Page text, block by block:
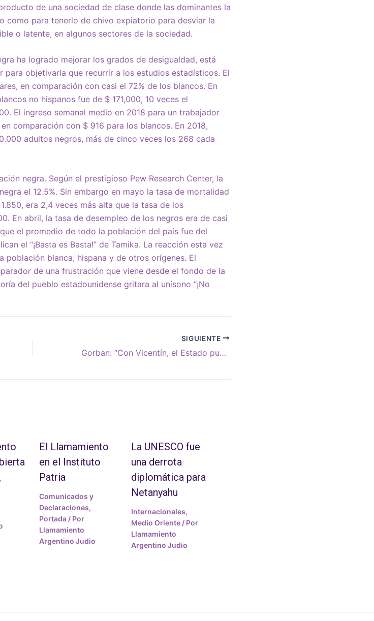
de una sociedad de clase donde las dominantes la
como para tenerlo de chivo expiatorio para desviar la
o latente, en algunos sectores de la sociedad.
ha logrado mejorar los grados de desigualdad, está
para objetivarla que recurrir a los estudios estadísticos. El
en comparación con casi el 72% de los blancos. En
no hispanos fue de $ 171,000, 10 veces el
El ingreso semanal medio en 2018 para un trabajador
comparación con $ 916 para los blancos. En 2018,
adultos negros, más de cinco veces los 268 cada
negra. Según el prestigioso Pew Research Center, la
el 12.5%. Sin embargo en mayo la tasa de mortalidad
era 2,4 veces más alta que la tasa de los
En abril, la tasa de desempleo de los negros era de casi
el promedio de todo la población del país fue del
el “¡Basta es Basta!” de Tamika. La reacción esta vez
blanca, hispana y de otros orígenes. El
de una frustración que viene desde el fondo de la
del pueblo estadounidense gritara al unísono “¡No
SIGUIENTE
Gorban: “Con Vicentín, el Estado puede controlar gran parte de la riqueza y la producción del país”
El Llamamiento
en el Instituto
Patria
Comunicados y
Declaraciones,
Portada/ Por
Llamamiento
Argentino Judio
La UNESCO fue
una derrota
diplomática para
Netanyahu
Internacionales,
Medio Oriente/ Por
Llamamiento
Argentino Judio